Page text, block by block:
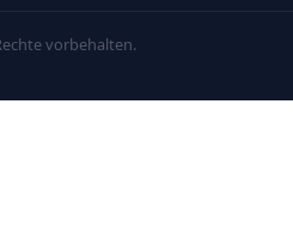
vorbehalten.